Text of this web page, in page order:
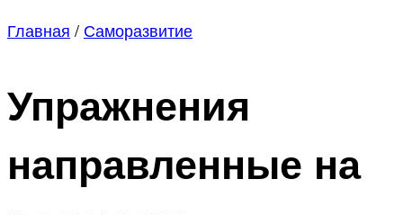
Главная / Саморазвитие
Упражнения
направленные на